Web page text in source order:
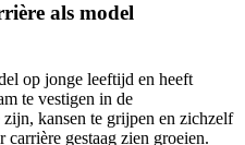
als model
op jonge leeftijd en heeft
te vestigen in de
kansen te grijpen en zichzelf
gestaag zien groeien.